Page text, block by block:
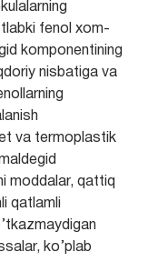
fenol xom-
komponentining
nisbatiga va
va termoplastik
moddalar, qattiq
qatlamli
ko’plab